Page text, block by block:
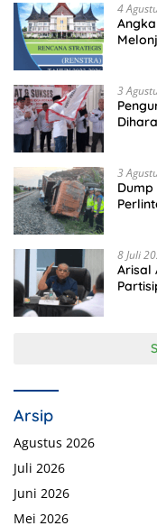
4
3
3
8 Juli
Arisal
Arsip
Agustus 2026
Juli 2026
Juni 2026
Mei 2026